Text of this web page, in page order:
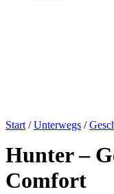
Start /Unterwegs /
Hunter –
Comfort